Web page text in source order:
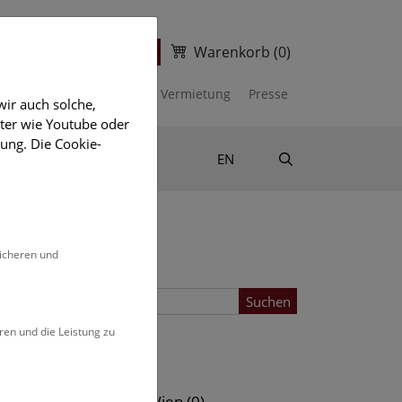
Warenkorb (0)
Vermietung Presse
EN
Suchen
auch solche,
wie Youtube oder
Die Cookie-
und
und die Leistung zu